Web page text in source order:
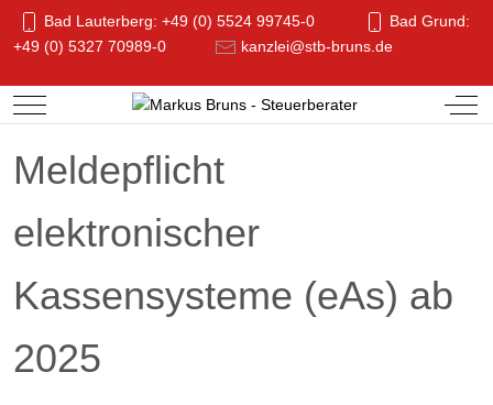
Bad Lauterberg: +49 (0) 5524 99745-0
Bad Grund:
+49 (0) 5327 70989-0
kanzlei@stb-bruns.de
Mobile Menu Toggle Off-
Meldepflicht
elektronischer
Kassensysteme (eAs) ab
2025